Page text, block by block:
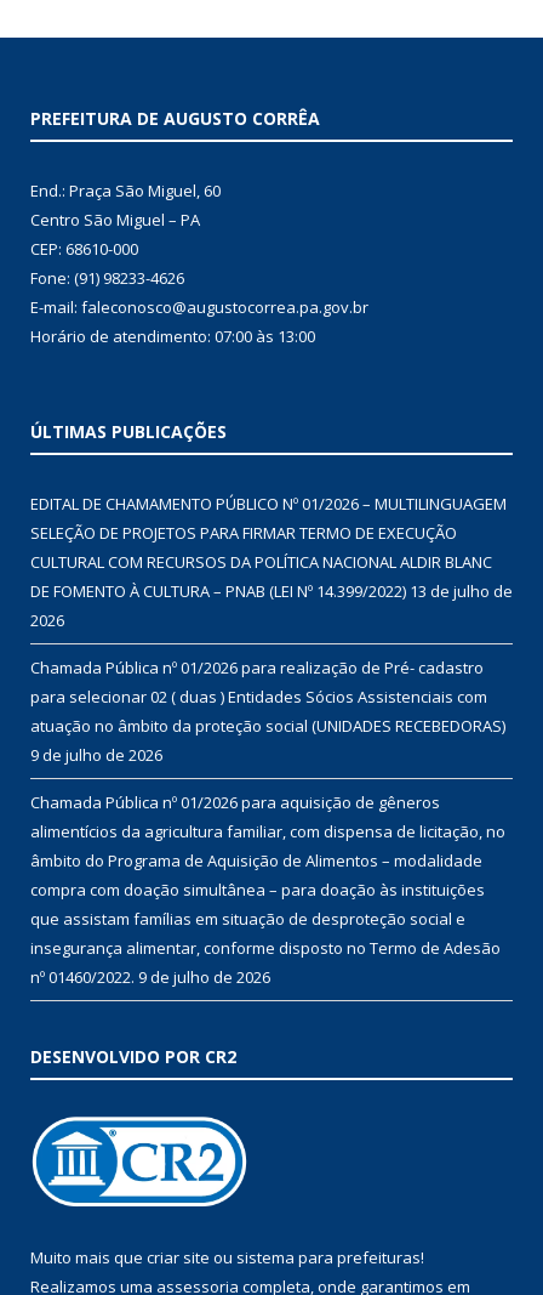
PREFEITURA DE AUGUSTO CORRÊA
End.: Praça São Miguel, 60
Centro São Miguel – PA
CEP: 68610-000
Fone: (91) 98233-4626
E-mail: faleconosco@augustocorrea.pa.gov.br
Horário de atendimento: 07:00 às 13:00
ÚLTIMAS PUBLICAÇÕES
EDITAL DE CHAMAMENTO PÚBLICO Nº 01/2026 – MULTILINGUAGEM
SELEÇÃO DE PROJETOS PARA FIRMAR TERMO DE EXECUÇÃO
CULTURAL COM RECURSOS DA POLÍTICA NACIONAL ALDIR BLANC
DE FOMENTO À CULTURA – PNAB (LEI Nº 14.399/2022) 13 de julho de
2026
Chamada Pública nº 01/2026 para realização de Pré- cadastro
para selecionar 02 ( duas ) Entidades Sócios Assistenciais com
atuação no âmbito da proteção social (UNIDADES RECEBEDORAS)
9 de julho de 2026
Chamada Pública nº 01/2026 para aquisição de gêneros
alimentícios da agricultura familiar, com dispensa de licitação, no
âmbito do Programa de Aquisição de Alimentos – modalidade
compra com doação simultânea – para doação às instituições
que assistam famílias em situação de desproteção social e
insegurança alimentar, conforme disposto no Termo de Adesão
nº 01460/2022. 9 de julho de 2026
DESENVOLVIDO POR CR2
Muito mais que criar site ou sistema para prefeituras!
Realizamos uma assessoria completa, onde garantimos em